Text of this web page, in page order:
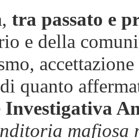
tra passato e
e della
quanto
Investigativa
mafiosa